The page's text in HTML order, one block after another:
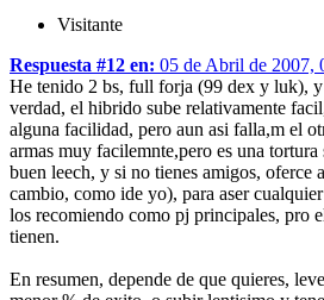
Visitante
Respuesta #12 en: 05 de Abril de 2007,
He tenido 2 bs, full forja (99 dex y luk),
verdad, el hibrido sube relativamente
alguna facilidad, pero aun asi falla,m el
armas muy facilemnte,pero es una
buen leech, y si no tienes amigos, oferce
cambio, como ide yo), para aser
los recomiendo como pj principales, pro
tienen.
En resumen, depende de que quieres,